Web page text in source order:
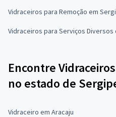
Vidraceiros para Remoção em
Vidraceiros para Serviços Diversos
Encontre
no estado de
Vidraceiro em Aracaju